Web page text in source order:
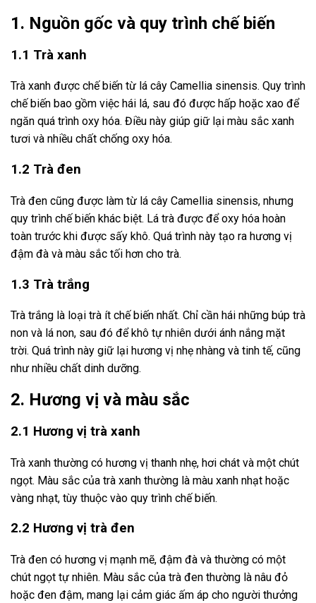
1. Nguồn gốc và quy trình chế biến
1.1 Trà xanh
Trà xanh được chế biến từ lá cây Camellia sinensis. Quy trình
chế biến bao gồm việc hái lá, sau đó được hấp hoặc xao để
ngăn quá trình oxy hóa. Điều này giúp giữ lại màu sắc xanh
tươi và nhiều chất chống oxy hóa.
1.2 Trà đen
Trà đen cũng được làm từ lá cây Camellia sinensis, nhưng
quy trình chế biến khác biệt. Lá trà được để oxy hóa hoàn
toàn trước khi được sấy khô. Quá trình này tạo ra hương vị
đậm đà và màu sắc tối hơn cho trà.
1.3 Trà trắng
Trà trắng là loại trà ít chế biến nhất. Chỉ cần hái những búp trà
non và lá non, sau đó để khô tự nhiên dưới ánh nắng mặt
trời. Quá trình này giữ lại hương vị nhẹ nhàng và tinh tế, cũng
như nhiều chất dinh dưỡng.
2. Hương vị và màu sắc
2.1 Hương vị trà xanh
Trà xanh thường có hương vị thanh nhẹ, hơi chát và một chút
ngọt. Màu sắc của trà xanh thường là màu xanh nhạt hoặc
vàng nhạt, tùy thuộc vào quy trình chế biến.
2.2 Hương vị trà đen
Trà đen có hương vị mạnh mẽ, đậm đà và thường có một
chút ngọt tự nhiên. Màu sắc của trà đen thường là nâu đỏ
hoặc đen đậm, mang lại cảm giác ấm áp cho người thưởng